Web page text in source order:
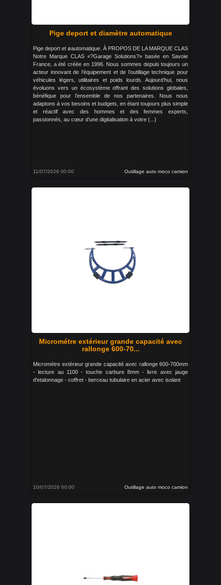
Pige deport et diamètre automatique
Pige deport et øautomatique. À PROPOS DE LA MARQUE CLAS
Notre Marque CLAS «?Garage Solutions?» basée en Savoie
France, a été créée en 1996. Nous sommes depuis toujours un
acteur innovant de l’équipement et de l’outillage technique pour
véhicules légers, utilitaires et poids lourds. Aujourd’hui, nous
évoluons vers un écosystème offrant des solutions globales,
bénéfique pour l’ensemble de nos partenaires. Nous nous
adaptons à vos besoins et budgets, en étant toujours plus simple
et réactif avec des hommes et des femmes experts,
passionnés, au cœur d’une digitalisation à votre (...)
11/07/2026 00:00 Outillage auto moco camion
Micrométre extérieur grande capacité avec
rallonge 600-70...
Micrométre extérieur grande capacité avec rallonge 600-700mm
- lecture au 1100 - touche carbure 8mm - livre avec jauge
d'etalonnage - coffret - berceau tubulaire en acier avec isolant
10/07/2026 00:00 Outillage auto moco camion